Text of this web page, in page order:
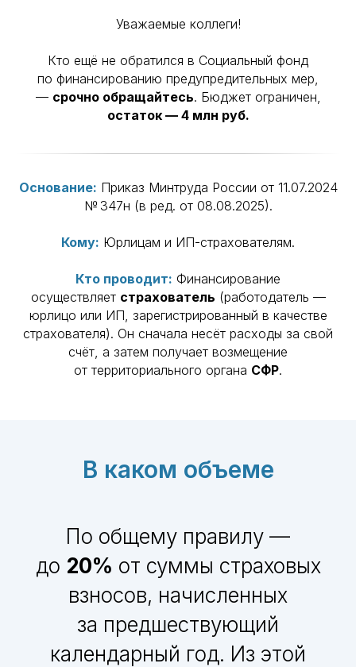
Уважаемые коллеги!
Кто ещё не обратился в Социальный фонд
по финансированию предупредительных мер,
— срочно обращайтесь. Бюджет ограничен,
остаток — 4 млн руб.
Основание: Приказ Минтруда России от 11.07.2024
№ 347н (в ред. от 08.08.2025).
Кому: Юрлицам и ИП-страхователям.
Кто проводит: Финансирование
осуществляет страхователь (работодатель —
юрлицо или ИП, зарегистрированный в качестве
страхователя). Он сначала несёт расходы за свой
счёт, а затем получает возмещение
от территориального органа СФР.
В каком объеме
По общему правилу —
до 20% от суммы страховых
взносов, начисленных
за предшествующий
календарный год. Из этой